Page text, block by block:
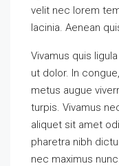
velit nec lorem
lacinia. Aenean
Vivamus quis
ut dolor. In
metus augue
turpis. Vivamus
aliquet sit amet
pharetra nibh
nec maximus